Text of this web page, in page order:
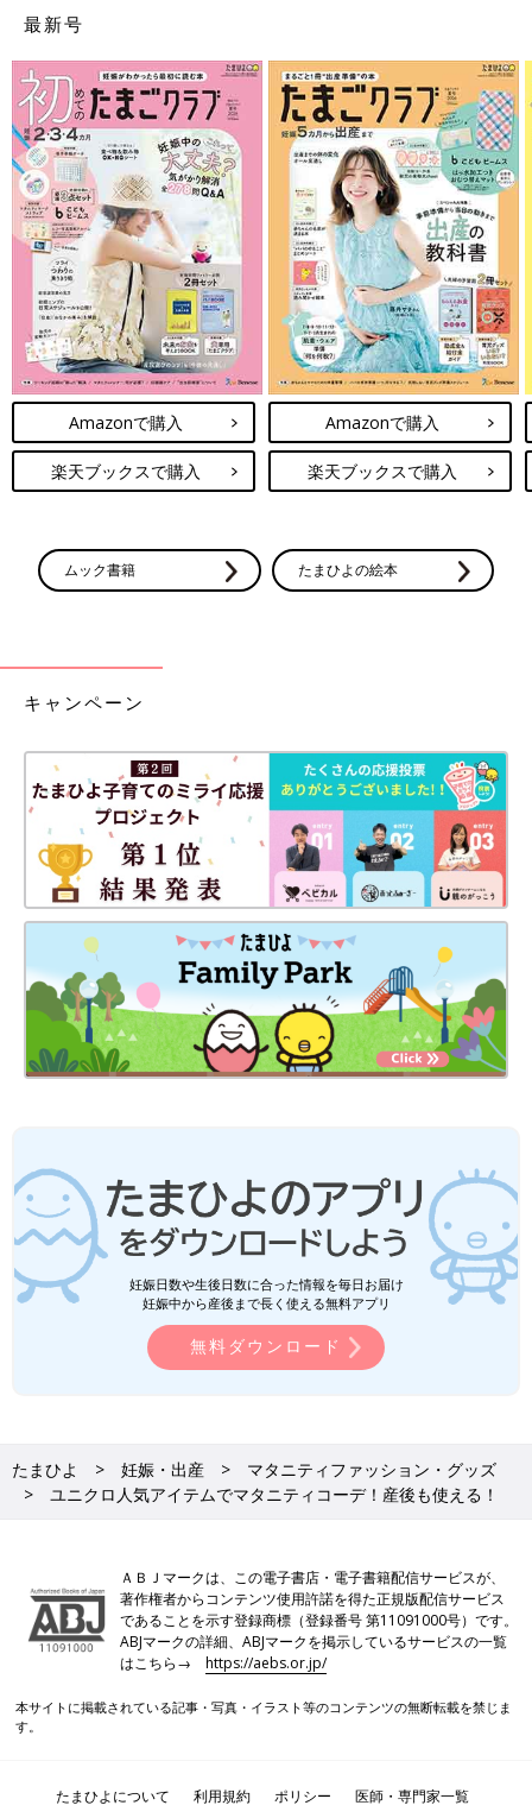
最新号
Amazonで購入
楽天ブックスで購入
Amazonで購入
楽天ブックスで購入
ムック書籍 たまひよの絵本
キャンペーン
妊娠日数や生後日数に合った情報を毎日お届け
妊娠中から産後まで長く使える無料アプリ
無料ダウンロード
たまひよ 妊娠・出産
マタニティファッション・グッズ
ユニクロ人気アイテムでマタニティコーデ！産後も使える！
ＡＢＪマークは、この電子書店・電子書籍配信サービスが、
著作権者からコンテンツ使用許諾を得た正規版配信サービス
であることを示す登録商標（登録番号 第11091000号）です。
ABJマークの詳細、ABJマークを掲示しているサービスの一覧
はこちら→https://aebs.or.jp/
本サイトに掲載されている記事・写真・イラスト等のコンテンツの無断転載を禁じま
す。
たまひよについて 利用規約 ポリシー
医師・専門家一覧